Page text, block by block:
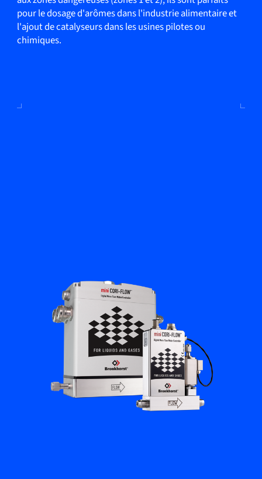
pour le dosage d'arômes dans l'industrie alimentaire et
l'ajout de catalyseurs dans les usines pilotes ou
chimiques.